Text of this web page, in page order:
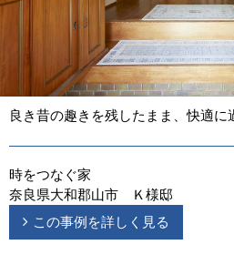
良き昔の趣きを残したまま、快適に
時をつなぐ家
奈良県大和郡山市 Ｋ様邸
この事例を詳しく見る